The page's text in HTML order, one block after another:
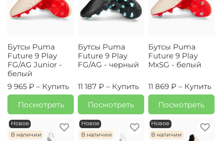
Бутсы Puma
Future 9 Play
FG/AG Junior -
белый
9 965 ₽ – Купить
Посмотреть
Бутсы Puma
Future 9 Play
FG/AG - черный
11 187 ₽ – Купить
Посмотреть
Бутсы Puma
Future 9 Play
MxSG - белый
11 869 ₽ – Купить
Посмотреть
Новое
В наличии
Новое
В наличии
Новое
В наличии